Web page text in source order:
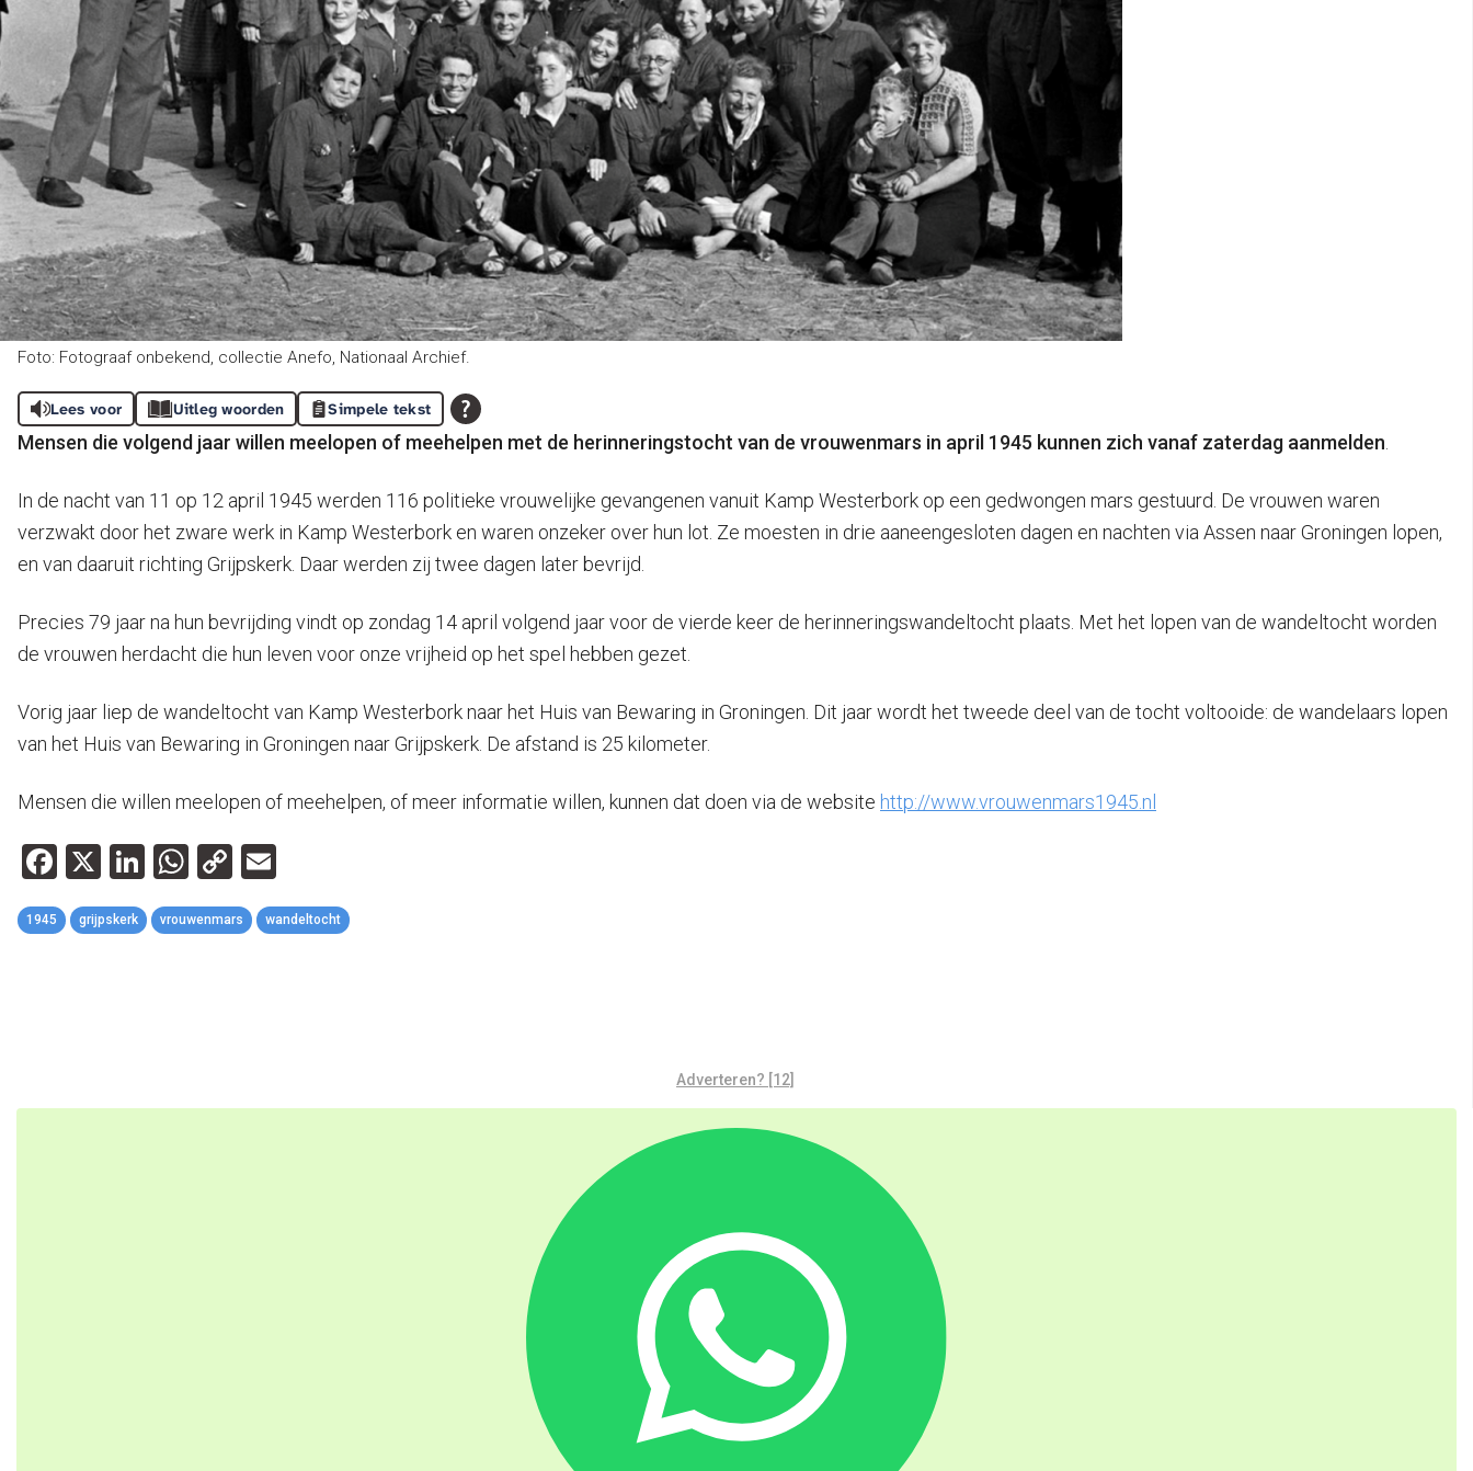
Foto: Fotograaf onbekend, collectie Anefo, Nationaal Archief.
Lees voor Uitleg woorden Simpele tekst
Mensen die volgend jaar willen meelopen of meehelpen met de herinneringstocht van de vrouwenmars in april 1945 kunnen zich vanaf zaterdag aanmelden
In de nacht van 11 op 12 april 1945 werden 116 politieke vrouwelijke gevangenen vanuit Kamp Westerbork op een gedwongen mars gestuurd. De vrouwen waren
verzwakt door het zware werk in Kamp Westerbork en waren onzeker over hun lot. Ze moesten in drie aaneengesloten dagen en nachten via Assen naar Groningen lopen,
en van daaruit richting Grijpskerk. Daar werden zij twee dagen later bevrijd.
Precies 79 jaar na hun bevrijding vindt op zondag 14 april volgend jaar voor de vierde keer de herinneringswandeltocht plaats. Met het lopen van de wandeltocht worden
de vrouwen herdacht die hun leven voor onze vrijheid op het spel hebben gezet.
Vorig jaar liep de wandeltocht van Kamp Westerbork naar het Huis van Bewaring in Groningen. Dit jaar wordt het tweede deel van de tocht voltooide: de wandelaars lopen
van het Huis van Bewaring in Groningen naar Grijpskerk. De afstand is 25 kilometer.
Mensen die willen meelopen of meehelpen, of meer informatie willen, kunnen dat doen via de website http://www.vrouwenmars1945.nl
Facebook
X LinkedIn
WhatsApp
Copy
Link
1945 grijpskerk vrouwenmars wandeltocht
Adverteren? [12]